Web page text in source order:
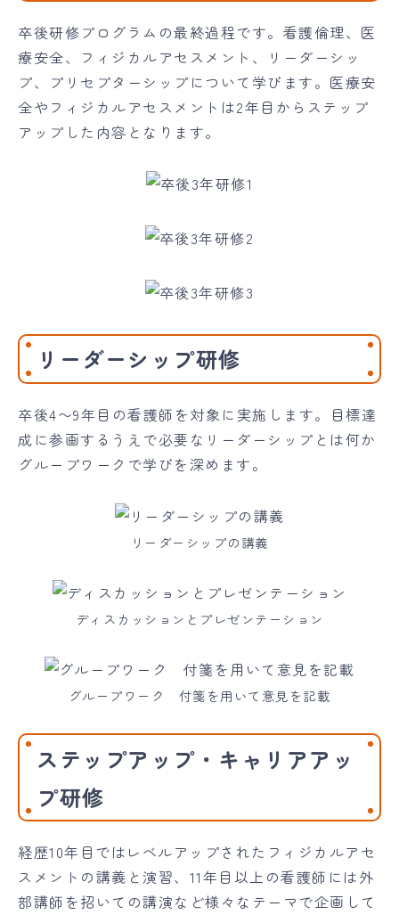
卒後研修プログラムの最終過程です。看護倫理、医
療安全、フィジカルアセスメント、リーダーシッ
プ、プリセプターシップについて学びます。医療安
全やフィジカルアセスメントは2年目からステップ
アップした内容となります。
リーダーシップ研修
卒後4〜9年目の看護師を対象に実施します。目標達
成に参画するうえで必要なリーダーシップとは何か
グループワークで学びを深めます。
リーダーシップの講義
ディスカッションとプレゼンテーション
グループワーク 付箋を用いて意見を記載
ステップアップ・キャリアアッ
プ研修
経歴10年目ではレベルアップされたフィジカルアセ
スメントの講義と演習、11年目以上の看護師には外
部講師を招いての講演など様々なテーマで企画して